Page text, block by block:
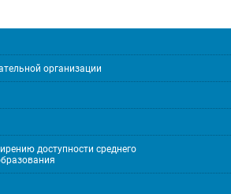
организации
доступности среднего